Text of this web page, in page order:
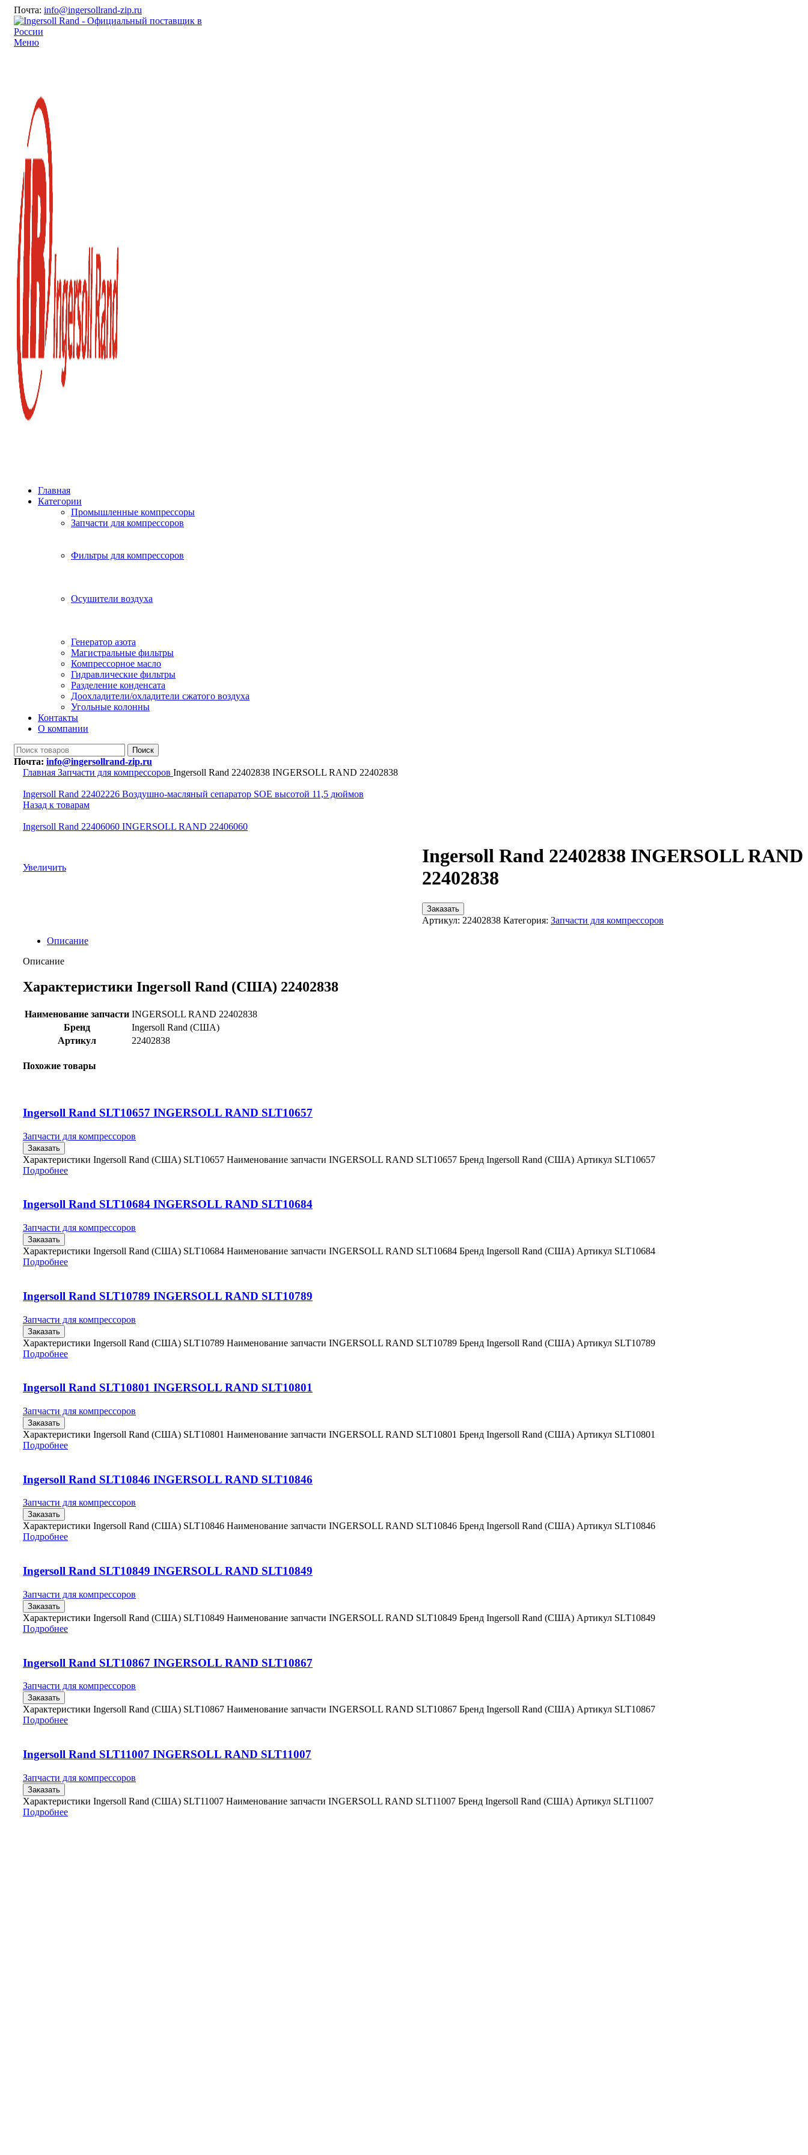
Почта: info@ingersollrand-zip.ru
Меню
Главная
Категории
Промышленные компрессоры
Запчасти для компрессоров
Фильтры для компрессоров
Осушители воздуха
Генератор азота
Магистральные фильтры
Компрессорное масло
Гидравлические фильтры
Разделение конденсата
Доохладители/охладители сжатого воздуха
Угольные колонны
Контакты
О компании
Поиск
Почта: info@ingersollrand-zip.ru
Главная Запчасти для компрессоров Ingersoll Rand 22402838 INGERSOLL RAND 22402838
Ingersoll Rand 22402226 Воздушно-масляный сепаратор SOE высотой 11,5 дюймов
Назад к товарам
Ingersoll Rand 22406060 INGERSOLL RAND 22406060
Увеличить
Ingersoll Rand 22402838 INGERSOLL RAND
22402838
Заказать
Артикул: 22402838 Категория: Запчасти для компрессоров
Описание
Описание
Характеристики Ingersoll Rand (США) 22402838
Наименование запчасти INGERSOLL RAND 22402838
Бренд
Ingersoll Rand (США)
Артикул
22402838
Похожие товары
Ingersoll Rand SLT10657 INGERSOLL RAND SLT10657
Запчасти для компрессоров
Заказать
Характеристики Ingersoll Rand (США) SLT10657 Наименование запчасти INGERSOLL RAND SLT10657 Бренд Ingersoll Rand (США) Артикул SLT10657
Подробнее
Ingersoll Rand SLT10684 INGERSOLL RAND SLT10684
Запчасти для компрессоров
Заказать
Характеристики Ingersoll Rand (США) SLT10684 Наименование запчасти INGERSOLL RAND SLT10684 Бренд Ingersoll Rand (США) Артикул SLT10684
Подробнее
Ingersoll Rand SLT10789 INGERSOLL RAND SLT10789
Запчасти для компрессоров
Заказать
Характеристики Ingersoll Rand (США) SLT10789 Наименование запчасти INGERSOLL RAND SLT10789 Бренд Ingersoll Rand (США) Артикул SLT10789
Подробнее
Ingersoll Rand SLT10801 INGERSOLL RAND SLT10801
Запчасти для компрессоров
Заказать
Характеристики Ingersoll Rand (США) SLT10801 Наименование запчасти INGERSOLL RAND SLT10801 Бренд Ingersoll Rand (США) Артикул SLT10801
Подробнее
Ingersoll Rand SLT10846 INGERSOLL RAND SLT10846
Запчасти для компрессоров
Заказать
Характеристики Ingersoll Rand (США) SLT10846 Наименование запчасти INGERSOLL RAND SLT10846 Бренд Ingersoll Rand (США) Артикул SLT10846
Подробнее
Ingersoll Rand SLT10849 INGERSOLL RAND SLT10849
Запчасти для компрессоров
Заказать
Характеристики Ingersoll Rand (США) SLT10849 Наименование запчасти INGERSOLL RAND SLT10849 Бренд Ingersoll Rand (США) Артикул SLT10849
Подробнее
Ingersoll Rand SLT10867 INGERSOLL RAND SLT10867
Запчасти для компрессоров
Заказать
Характеристики Ingersoll Rand (США) SLT10867 Наименование запчасти INGERSOLL RAND SLT10867 Бренд Ingersoll Rand (США) Артикул SLT10867
Подробнее
Ingersoll Rand SLT11007 INGERSOLL RAND SLT11007
Запчасти для компрессоров
Заказать
Характеристики Ingersoll Rand (США) SLT11007 Наименование запчасти INGERSOLL RAND SLT11007 Бренд Ingersoll Rand (США) Артикул SLT11007
Подробнее